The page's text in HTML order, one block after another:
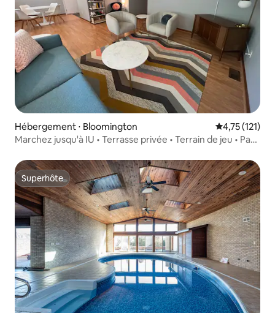
Hébergement ⋅ Bloomington Évaluation
4,75 (121)
Marchez jusqu'à IU • Terrasse privée • Terrain de jeu • Pas
Superhôte
Superhôte